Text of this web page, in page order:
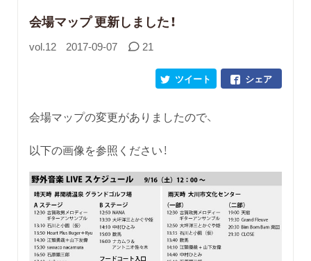
会場マップ 更新しました！
vol.12 2017-09-07 21
シェア
ツイート
会場マップの変更がありましたので、
以下の画像を参照ください！